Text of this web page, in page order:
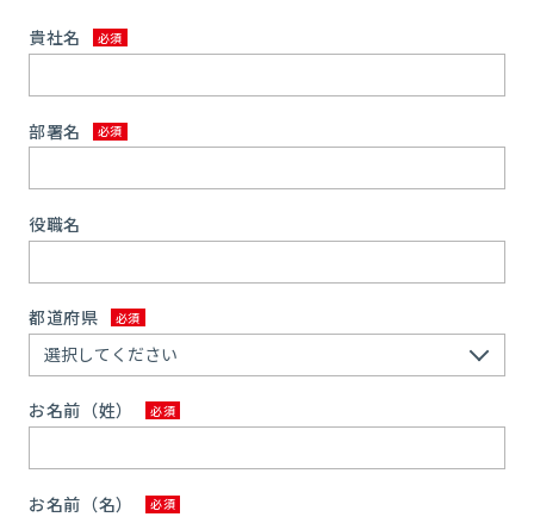
貴社名
部署名
役職名
都道府県
お名前（姓）
お名前（名）